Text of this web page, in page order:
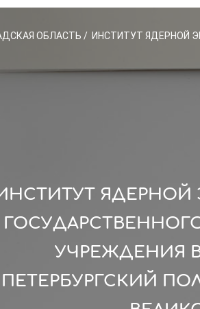
ОБЛАСТЬ / ИНСТИТУТ ЯДЕРНОЙ
ЯДЕРНОЙ
УЧРЕЖДЕНИЯ
ПЕТЕРБУРГСКИЙ